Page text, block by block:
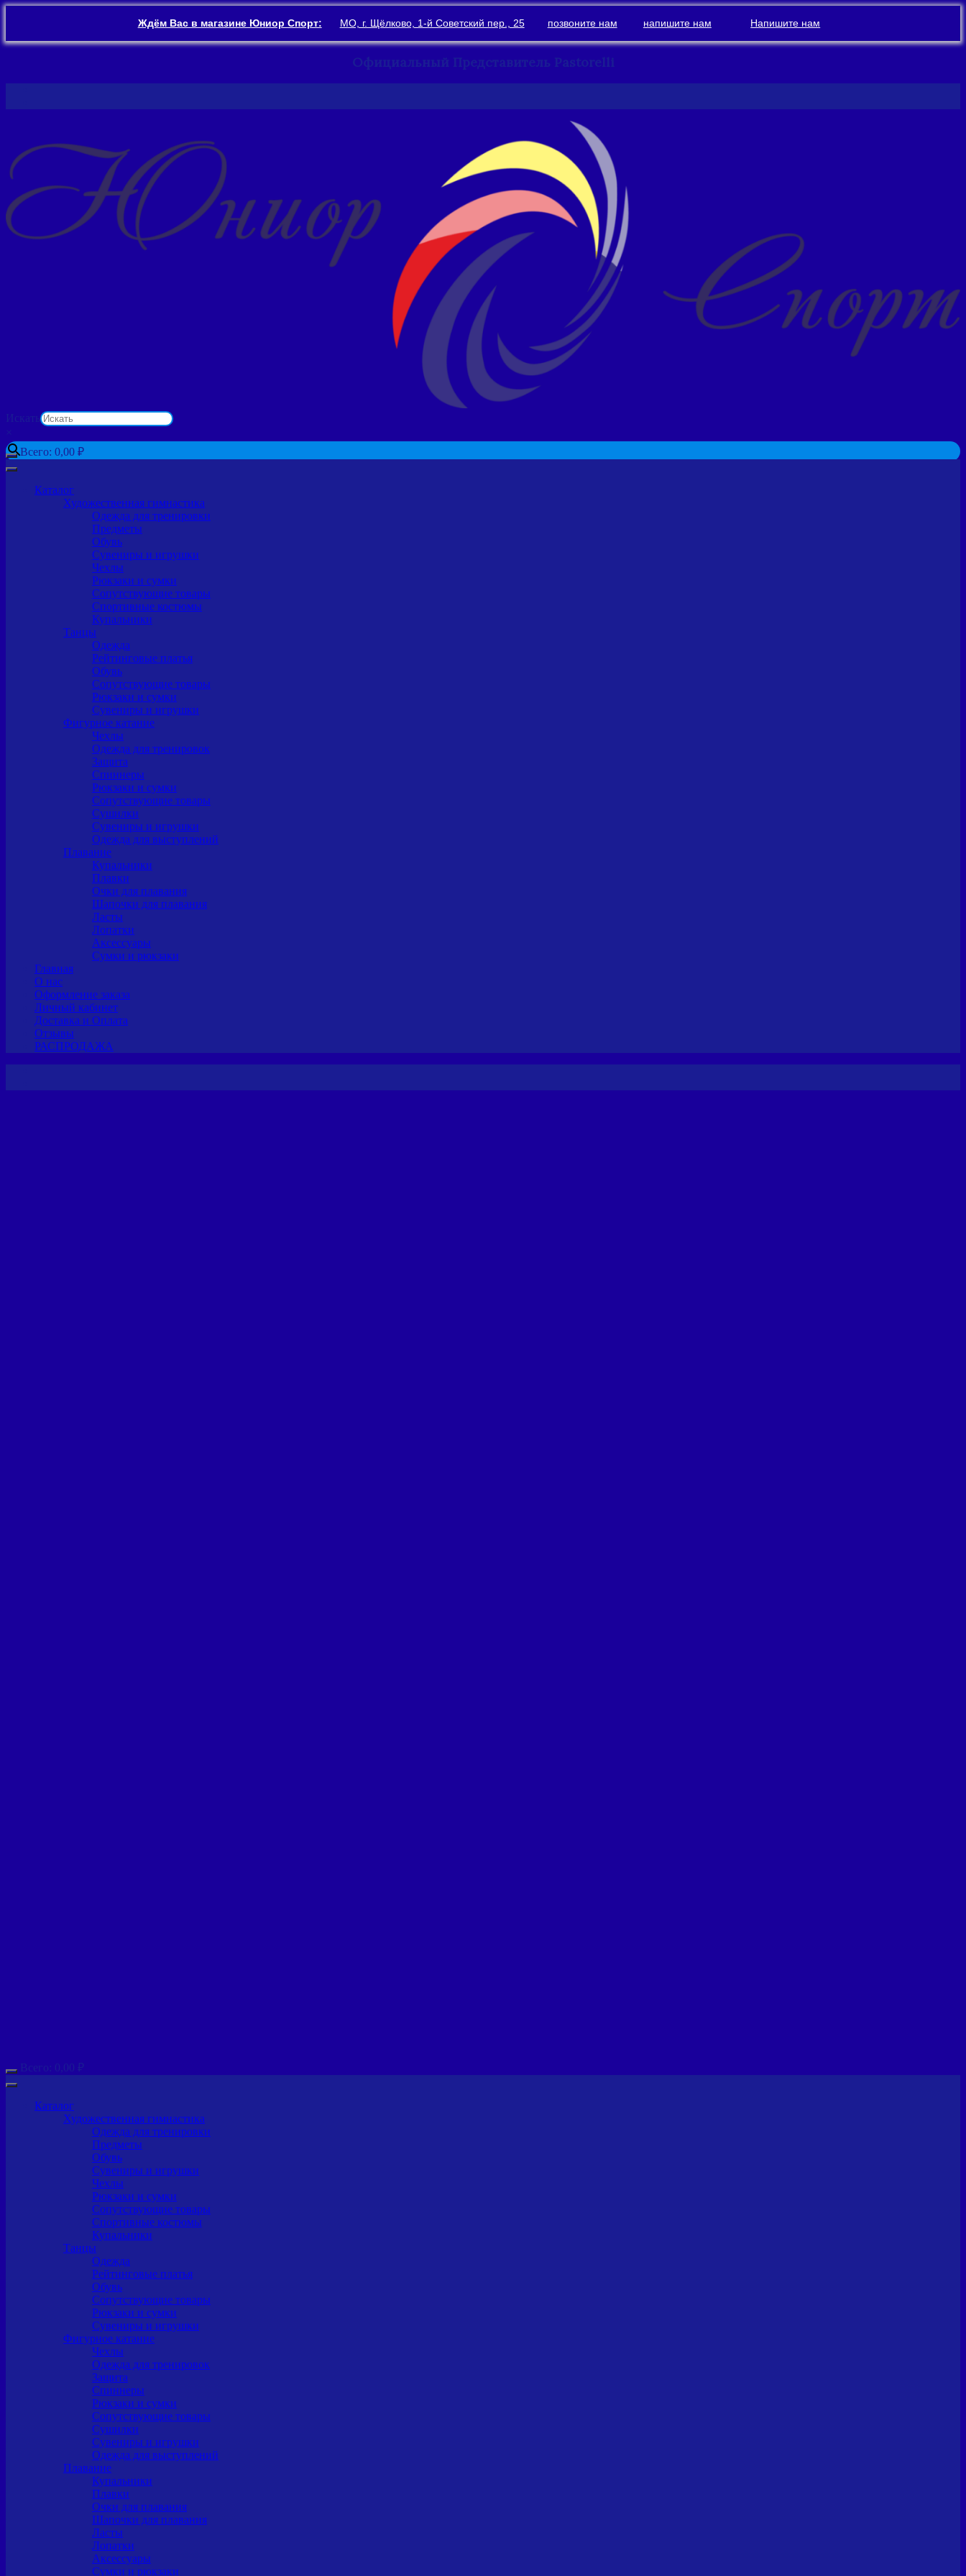
Ждём Вас в магазине Юниор Спорт: МО, г. Щёлково, 1-й Советский пер., 25 позвоните нам напишите нам Напишите нам
Официальный Представитель Pastorelli
Искать
×
Всего: 0,00 ₽
Каталог
Художественная гимнастика
Одежда для тренировки
Предметы
Обувь
Сувениры и игрушки
Чехлы
Рюкзаки и сумки
Сопутствующие товары
Спортивные костюмы
Купальники
Танцы
Одежда
Рейтинговые платья
Обувь
Сопутствующие товары
Рюкзаки и сумки
Сувениры и игрушки
Фигурное катание
Чехлы
Одежда для тренировок
Защита
Спиннеры
Рюкзаки и сумки
Сопутствующие товары
Сушилки
Сувениры и игрушки
Одежда для выступлений
Плавание
Купальники
Плавки
Очки для плавания
Шапочки для плавания
Ласты
Лопатки
Аксессуары
Сумки и рюкзаки
Главная
О нас
Оформление заказа
Личный кабинет
Доставка и Оплата
Отзывы
РАСПРОДАЖА
Всего: 0,00 ₽
Каталог
Художественная гимнастика
Одежда для тренировки
Предметы
Обувь
Сувениры и игрушки
Чехлы
Рюкзаки и сумки
Сопутствующие товары
Спортивные костюмы
Купальники
Танцы
Одежда
Рейтинговые платья
Обувь
Сопутствующие товары
Рюкзаки и сумки
Сувениры и игрушки
Фигурное катание
Чехлы
Одежда для тренировок
Защита
Спиннеры
Рюкзаки и сумки
Сопутствующие товары
Сушилки
Сувениры и игрушки
Одежда для выступлений
Плавание
Купальники
Плавки
Очки для плавания
Шапочки для плавания
Ласты
Лопатки
Аксессуары
Сумки и рюкзаки